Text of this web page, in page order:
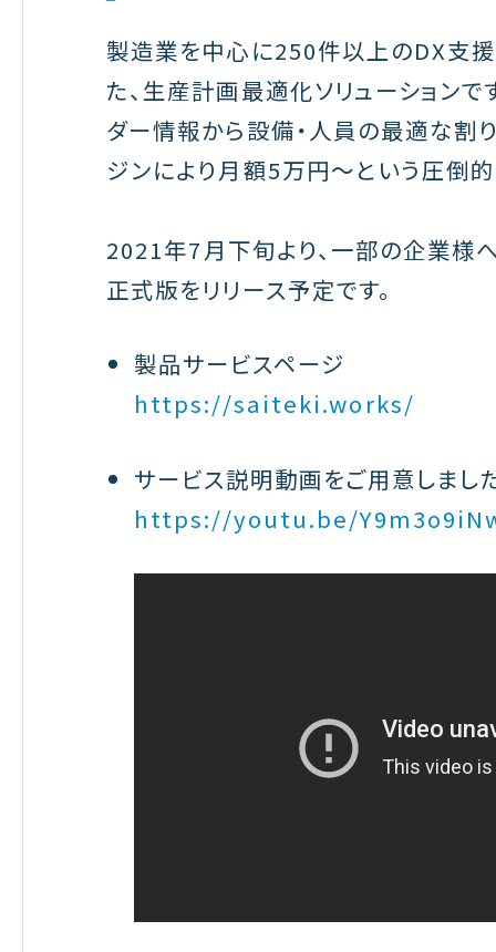
製造業を中心に250件以上のDX支
た、生産計画最適化ソリューションで
ダー情報から設備・人員の最適な割
ジンにより月額5万円〜という圧倒的
2021年7月下旬より、一部の企業様
正式版をリリース予定です。
製品サービスページ
https://saiteki.works/
サービス説明動画をご用意しまし
https://youtu.be/